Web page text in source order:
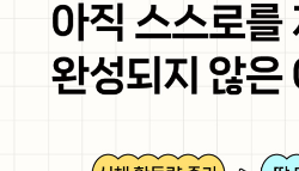
코 라이프 하세요!